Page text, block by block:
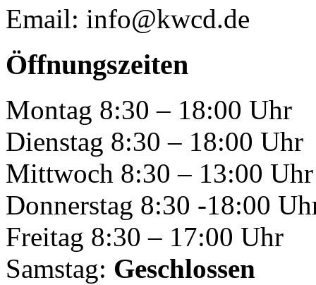
Email: info@kwcd.de
Öffnungszeiten
Montag 8:30 – 18:00 Uhr
Dienstag 8:30 – 18:00 Uhr
Mittwoch 8:30 – 13:00 Uhr
Donnerstag 8:30 -18:00
Freitag 8:30 – 17:00 Uhr
Samstag: Geschlossen